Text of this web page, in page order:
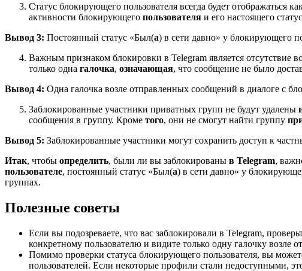
Статус блокирующего пользователя всегда будет отображаться
активности блокирующего пользователя и его настоящего
Вывод 3: Постоянный статус «Был(а) в сети давно» у блокирующего
Важным признаком блокировки в Telegram является
только одна галочка, означающая, что сообщение не было
Вывод 4: Одна галочка возле отправленных сообщений в диалоге с
Заблокированные участники приватных групп не будут удалены
сообщения в группу. Кроме того, они не смогут найти группу
Вывод 5: Заблокированные участники могут сохранить доступ к
Итак, чтобы определить, были ли вы заблокированы в Telegram,
пользователе, постоянный статус «Был(а) в сети давно» у
группах.
Полезные советы
Если вы подозреваете, что вас заблокировали в Telegram,
конкретному пользователю и видите только одну галочку возле
Помимо проверки статуса блокирующего пользователя, вы
пользователей. Если некоторые профили стали недоступными,